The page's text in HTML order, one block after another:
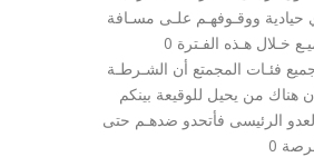
حيادية ووقـوفهـم علـى مسـافة
خـلال هـذه الفـترة 0
جميع فئـات المجمتع أن الشـرطـة
هناك من يحيل للوقيعة بينكم
الرئيسى فأتحدو ضدهـم حتى
0